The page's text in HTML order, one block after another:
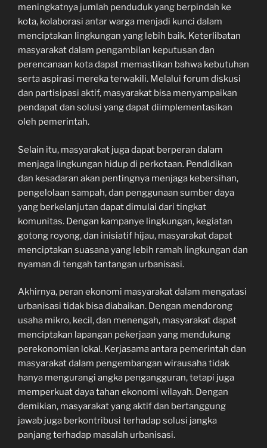
meningkatnya jumlah penduduk yang berpindah ke
kota, kolaborasi antar warga menjadi kunci dalam
menciptakan lingkungan yang lebih baik. Keterlibatan
masyarakat dalam pengambilan keputusan dan
perencanaan kota dapat memastikan bahwa kebutuhan
serta aspirasi mereka terwakili. Melalui forum diskusi
dan partisipasi aktif, masyarakat bisa menyampaikan
pendapat dan solusi yang dapat diimplementasikan
oleh pemerintah.
Selain itu, masyarakat juga dapat berperan dalam
menjaga lingkungan hidup di perkotaan. Pendidikan
dan kesadaran akan pentingnya menjaga kebersihan,
pengelolaan sampah, dan penggunaan sumber daya
yang berkelanjutan dapat dimulai dari tingkat
komunitas. Dengan kampanye lingkungan, kegiatan
gotong royong, dan inisiatif hijau, masyarakat dapat
menciptakan suasana yang lebih ramah lingkungan dan
nyaman di tengah tantangan urbanisasi.
Akhirnya, peran ekonomi masyarakat dalam mengatasi
urbanisasi tidak bisa diabaikan. Dengan mendorong
usaha mikro, kecil, dan menengah, masyarakat dapat
menciptakan lapangan pekerjaan yang mendukung
perekonomian lokal. Kerjasama antara pemerintah dan
masyarakat dalam pengembangan wirausaha tidak
hanya mengurangi angka pengangguran, tetapi juga
memperkuat daya tahan ekonomi wilayah. Dengan
demikian, masyarakat yang aktif dan bertanggung
jawab juga berkontribusi terhadap solusi jangka
panjang terhadap masalah urbanisasi.